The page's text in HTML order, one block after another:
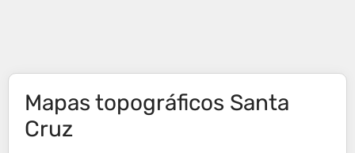
Mapas topográficos Santa
Cruz